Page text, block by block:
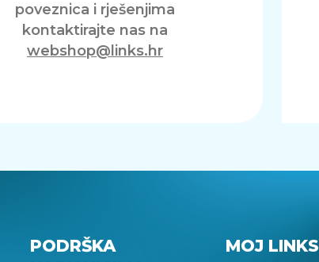
poveznica i rješenjima
kontaktirajte nas na
webshop@links.hr
PODRŠKA
MOJ LINKS